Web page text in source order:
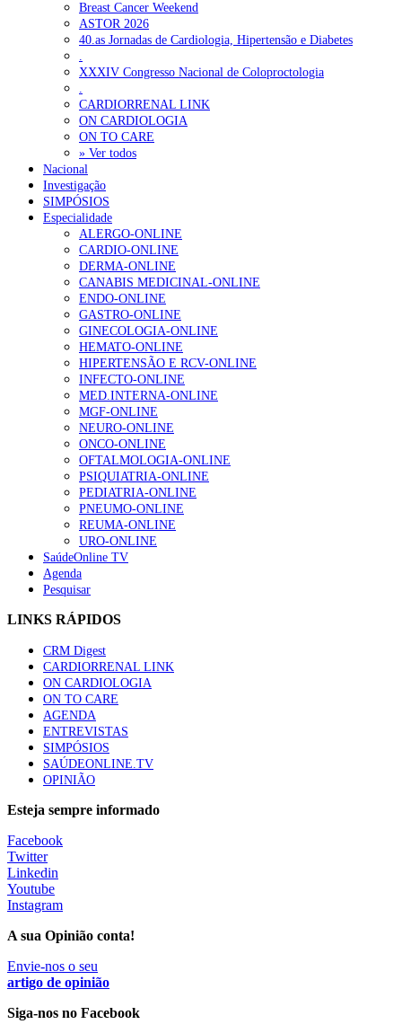
NOTÍCIAS RECENTES
Quase 11.900 jovens recorreram aos cheques psicólogo e
nutricionista no primeiro mês
ULS de Coimbra estreia cirurgia endoscópica do ouvido com
apoio robótico em Portugal
Enfermeiros exigem esclarecimentos sobre eventual gestão
privada da ULS do Algarve 7 de Agosto, 2026
Ordem dos Médicos alerta para riscos no novo sistema de acesso
a consultas e cirurgias
Portugal está a formar os médicos de que precisa?
2026
NOTÍCIAS MAIS LIDAS
Enfermagem Forense. “Da urgência ao tribunal, cada
gesto conta e cada profissional faz a diferença”
203 visualizações
1.º Episódio do Podcast “Frequência Cardio – Sintoniza-
te na Insuficiência Cardíaca” da Bayer
169 visualizações
Alguns milhares de utentes podem ficar sem médico de
família com nova regras do registo, alerta associação
132 visualizações
apresentavam níveis elevados de Lp(a), revela estudo
87 visualizações
Breast Cancer Weekend
ASTOR 2026
40.as Jornadas de Cardiologia, Hipertensão e Diabetes
.
XXXIV Congresso Nacional de Coloproctologia
.
CARDIORRENAL LINK
ON CARDIOLOGIA
ON TO CARE
» Ver todos
Nacional
Investigação
SIMPÓSIOS
Especialidade
ALERGO-ONLINE
CARDIO-ONLINE
DERMA-ONLINE
CANABIS MEDICINAL-ONLINE
ENDO-ONLINE
GASTRO-ONLINE
GINECOLOGIA-ONLINE
HEMATO-ONLINE
HIPERTENSÃO E RCV-ONLINE
INFECTO-ONLINE
MED.INTERNA-ONLINE
MGF-ONLINE
NEURO-ONLINE
ONCO-ONLINE
OFTALMOLOGIA-ONLINE
PSIQUIATRIA-ONLINE
PEDIATRIA-ONLINE
PNEUMO-ONLINE
REUMA-ONLINE
URO-ONLINE
SaúdeOnline TV
Agenda
Pesquisar
LINKS RÁPIDOS
CRM Digest
CARDIORRENAL LINK
ON CARDIOLOGIA
ON TO CARE
AGENDA
ENTREVISTAS
SIMPÓSIOS
SAÚDEONLINE.TV
OPINIÃO
Esteja sempre informado
Facebook
Twitter
Linkedin
Youtube
Instagram
A sua Opinião conta!
Envie-nos o seu
artigo de opinião
Siga-nos no Facebook